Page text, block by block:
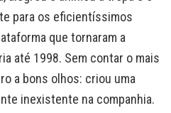
para os eficientíssimos
que tornaram a
até 1998. Sem contar o mais
a bons olhos: criou uma
inexistente na companhia.